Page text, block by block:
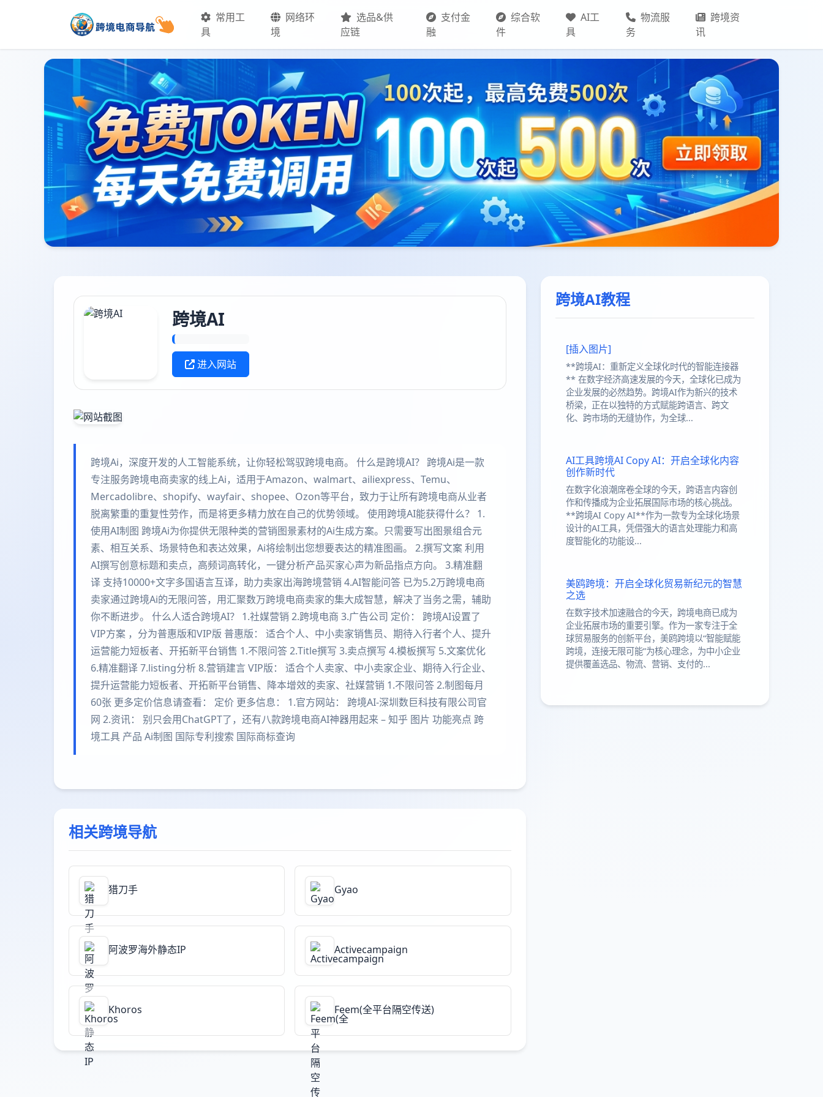
常用工
具
网络环
境
选品&供
应链
支付金
融
综合软
件
AI工
具
物流服
务
跨境资
讯
跨境AI
进入网站
跨境Ai，深度开发的人工智能系统，让你轻松驾驭跨境电商。 什么是跨境AI？ 跨境Ai是一款
专注服务跨境电商卖家的线上Ai，适用于Amazon、walmart、ailiexpress、Temu、
Mercadolibre、shopify、wayfair、shopee、Ozon等平台，致力于让所有跨境电商从业者
脱离繁重的重复性劳作，而是将更多精力放在自己的优势领域。 使用跨境AI能获得什么？ 1.
使用AI制图 跨境Ai为你提供无限种类的营销图景素材的Ai生成方案。只需要写出图景组合元
素、相互关系、场景特色和表达效果，Ai将绘制出您想要表达的精准图画。 2.撰写文案 利用
AI撰写创意标题和卖点，高频词高转化，一键分析产品买家心声为新品指点方向。 3.精准翻
译 支持10000+文字多国语言互译，助力卖家出海跨境营销 4.AI智能问答 已为5.2万跨境电商
卖家通过跨境Ai的无限问答，用汇聚数万跨境电商卖家的集大成智慧，解决了当务之需，辅助
你不断进步。 什么人适合跨境AI？ 1.社媒营销 2.跨境电商 3.广告公司 定价： 跨境AI设置了
VIP方案 ，分为普惠版和VIP版 普惠版： 适合个人、中小卖家销售员、期待入行者个人、提升
运营能力短板者、开拓新平台销售 1.不限问答 2.Title撰写 3.卖点撰写 4.模板撰写 5.文案优化
6.精准翻译 7.listing分析 8.营销建言 VIP版： 适合个人卖家、中小卖家企业、期待入行企业、
提升运营能力短板者、开拓新平台销售、降本增效的卖家、社媒营销 1.不限问答 2.制图每月
60张 更多定价信息请查看： 定价 更多信息： 1.官方网站： 跨境AI-深圳数巨科技有限公司官
网 2.资讯： 别只会用ChatGPT了，还有八款跨境电商AI神器用起来 – 知乎 图片 功能亮点 跨
境工具 产品 Ai制图 国际专利搜索 国际商标查询
相关跨境导航
猎刀手 Gyao
阿波罗海外静态IP Activecampaign
Khoros Feem(全平台隔空传送)
跨境AI教程
[插入图片]
**跨境AI：重新定义全球化时代的智能连接器
** 在数字经济高速发展的今天，全球化已成为
企业发展的必然趋势。跨境AI作为新兴的技术
桥梁，正在以独特的方式赋能跨语言、跨文
化、跨市场的无缝协作，为全球...
AI工具跨境AI Copy AI：开启全球化内容
创作新时代
在数字化浪潮席卷全球的今天，跨语言内容创
作和传播成为企业拓展国际市场的核心挑战。
**跨境AI Copy AI**作为一款专为全球化场景
设计的AI工具，凭借强大的语言处理能力和高
度智能化的功能设...
美鸥跨境：开启全球化贸易新纪元的智慧
之选
在数字技术加速融合的今天，跨境电商已成为
企业拓展市场的重要引擎。作为一家专注于全
球贸易服务的创新平台，美鸥跨境以“智能赋能
跨境，连接无限可能”为核心理念，为中小企业
提供覆盖选品、物流、营销、支付的...